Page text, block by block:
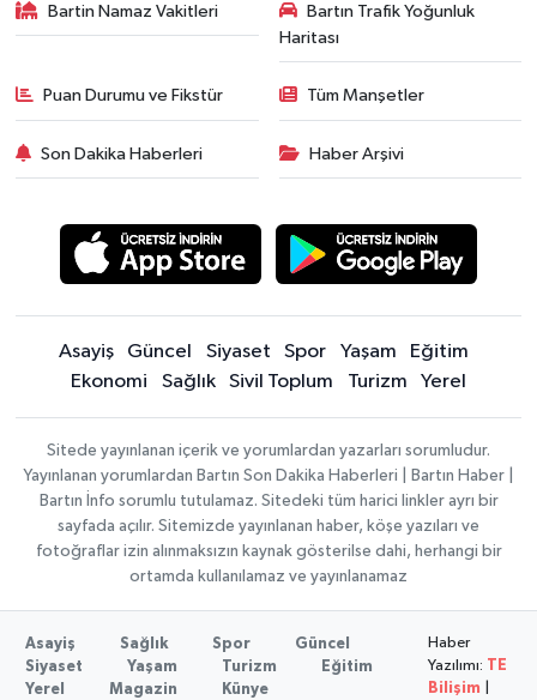
Bartin Namaz Vakitleri
Bartın Trafik Yoğunluk
Haritası
Puan Durumu ve Fikstür Tüm Manşetler
Son Dakika Haberleri Haber Arşivi
Asayiş Güncel Siyaset Spor Yaşam
Eğitim
Ekonomi
Sağlık Sivil Toplum Turizm Yerel
Sitede yayınlanan içerik ve yorumlardan yazarları sorumludur.
Yayınlanan yorumlardan Bartın Son Dakika Haberleri | Bartın Haber |
Bartın İnfo sorumlu tutulamaz. Sitedeki tüm harici linkler ayrı bir
sayfada açılır. Sitemizde yayınlanan haber, köşe yazıları ve
fotoğraflar izin alınmaksızın kaynak gösterilse dahi, herhangi bir
ortamda kullanılamaz ve yayınlanamaz
Asayiş Sağlık Spor
Güncel
Siyaset
Yaşam Turizm
Eğitim
Yerel
Magazin Künye
Haber
Yazılımı: TE
Bilişim